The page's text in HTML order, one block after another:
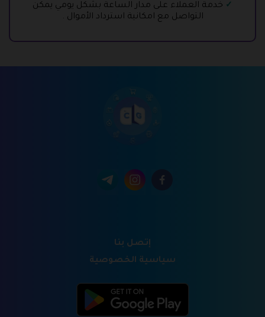
خدمة العملاء على مدار الساعة بشكل يومي يمكن
التواصل مع امكانية استرداد الأموال .
إتصل بنا
سياسية الخصوصية